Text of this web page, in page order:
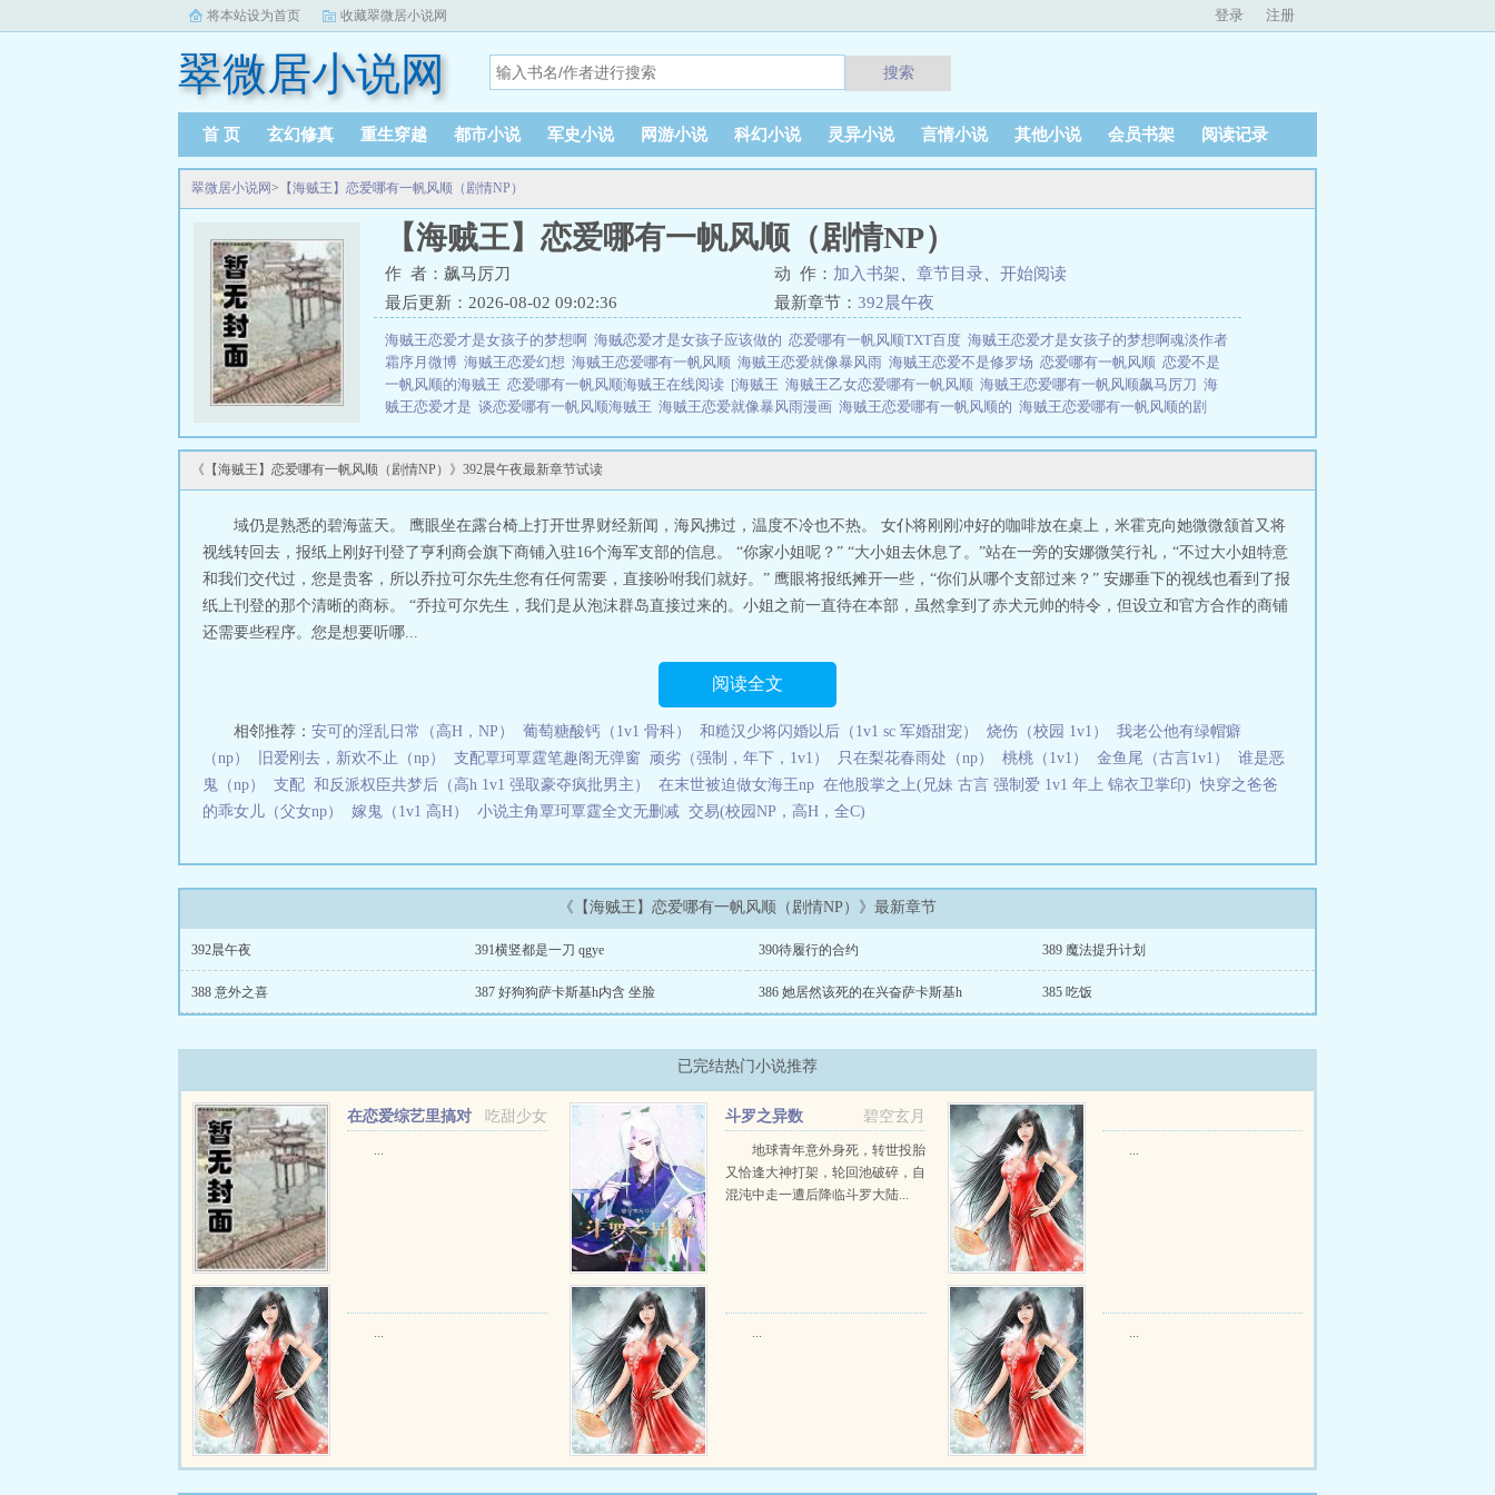
将本站设为首页 收藏翠微居小说网 登录 注册
翠微居小说网 搜索
首 页 玄幻修真 重生穿越 都市小说 军史小说 网游小说 科幻小说 灵异小说 言情小说 其他小说 会员书架 阅读记录
翠微居小说网> 【海贼王】恋爱哪有一帆风顺（剧情NP）
【海贼王】恋爱哪有一帆风顺（剧情NP）
作 者：飙马厉刀 动 作： 加入书架 章节目录
开始阅读
最后更新：2026-08-02 09:02:36
最新章节： 392晨午夜
海贼王恋爱才是女孩子的梦想啊 海贼恋爱才是女孩子应该做的 恋爱哪有一帆风顺TXT百度 海贼王恋爱才是女孩子的梦想啊魂淡作者
霜序月微博 海贼王恋爱幻想 海贼王恋爱哪有一帆风顺 海贼王恋爱就像暴风雨 海贼王恋爱不是修罗场 恋爱哪有一帆风顺 恋爱不是
一帆风顺的海贼王 恋爱哪有一帆风顺海贼王在线阅读 [海贼王 海贼王乙女恋爱哪有一帆风顺 海贼王恋爱哪有一帆风顺飙马厉刀 海
贼王恋爱才是 谈恋爱哪有一帆风顺海贼王 海贼王恋爱就像暴风雨漫画 海贼王恋爱哪有一帆风顺的 海贼王恋爱哪有一帆风顺的剧
贼王】恋爱哪有一帆风顺（剧情NP）是由作者：飙马厉刀所著，翠微居小说网免费提供【海贼王】恋爱哪有一帆风顺（剧情NP）全文
在线阅读。
三秒记住本站：翠微居小说网 网址：www.03xs.org【海贼王】恋爱哪有一帆风顺（剧情NP）
《【海贼王】恋爱哪有一帆风顺（剧情NP）》392晨午夜最新章节试读
域仍是熟悉的碧海蓝天。 鹰眼坐在露台椅上打开世界财经新闻，海风拂过，温度不冷也不热。 女仆将刚刚冲好的咖啡放在桌上，米霍克向她微微颔首又将
视线转回去，报纸上刚好刊登了亨利商会旗下商铺入驻16个海军支部的信息。 “你家小姐呢？” “大小姐去休息了。”站在一旁的安娜微笑行礼，“不过大小姐特意
和我们交代过，您是贵客，所以乔拉可尔先生您有任何需要，直接吩咐我们就好。” 鹰眼将报纸摊开一些，“你们从哪个支部过来？” 安娜垂下的视线也看到了报
纸上刊登的那个清晰的商标。 “乔拉可尔先生，我们是从泡沫群岛直接过来的。小姐之前一直待在本部，虽然拿到了赤犬元帅的特令，但设立和官方合作的商铺
还需要些程序。您是想要听哪...
阅读全文
相邻推荐： 安可的淫乱日常（高H，NP） 葡萄糖酸钙（1v1 骨科） 和糙汉少将闪婚以后（1v1 sc 军婚甜宠） 烧伤（校园 1v1）
我老公他有绿帽癖
（np）
旧爱刚去，新欢不止（np） 支配覃珂覃霆笔趣阁无弹窗 顽劣（强制，年下，1v1） 只在梨花春雨处（np） 桃桃（1v1） 金鱼尾（古言1v1）
谁是恶
鬼（np）
支配 和反派权臣共梦后（高h 1v1 强取豪夺疯批男主） 在末世被迫做女海王np 在他股掌之上(兄妹 古言 强制爱 1v1 年上 锦衣卫掌印) 快穿之爸爸
的乖女儿（父女np）
嫁鬼（1v1 高H） 小说主角覃珂覃霆全文无删减 交易(校园NP，高H，全C)
《【海贼王】恋爱哪有一帆风顺（剧情NP）》最新章节
392晨午夜 391横竖都是一刀 qgye 390待履行的合约 389 魔法提升计划
388 意外之喜 387 好狗狗萨卡斯基h内含 坐脸 386 她居然该死的在兴奋萨卡斯基h 385 吃饭
已完结热门小说推荐
吃甜少女
在恋爱综艺里搞对
...
碧空玄月
斗罗之异数
地球青年意外身死，转世投胎
又恰逢大神打架，轮回池破碎，自
混沌中走一遭后降临斗罗大陆...
...
... ... ...